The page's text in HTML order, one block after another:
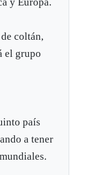
y Europa.
coltán,
el grupo
país
a tener